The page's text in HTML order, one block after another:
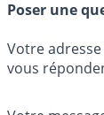
Poser une
Votre
vous